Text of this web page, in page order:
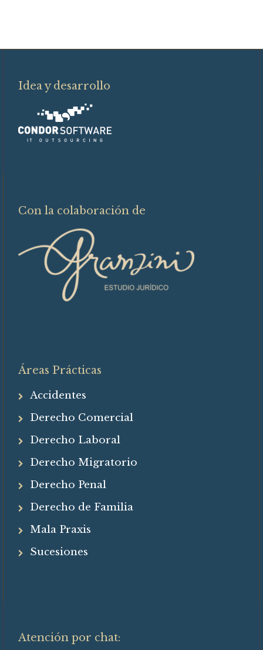
Idea y desarrollo
Con la colaboración de
Áreas Prácticas
Accidentes
Derecho Comercial
Derecho Laboral
Derecho Migratorio
Derecho Penal
Derecho de Familia
Mala Praxis
Sucesiones
Atención por chat: